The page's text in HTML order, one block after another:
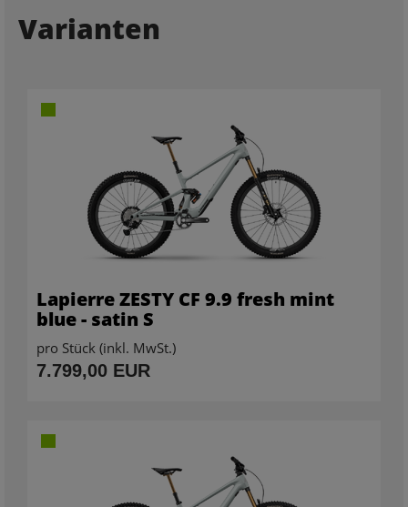
Varianten
Lapierre ZESTY CF 9.9 fresh mint
blue - satin S
pro Stück (inkl. MwSt.)
7.799,00 EUR